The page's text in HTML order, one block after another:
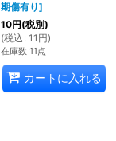
期傷有り]
10円(税別)
(税込 : 11 円)
在庫数 11点
カートに入れる